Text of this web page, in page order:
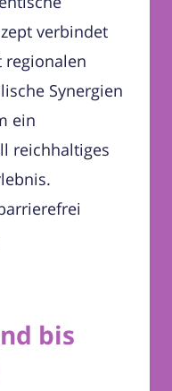
verbindet
regionalen
Synergien
ein
reichhaltiges
bis